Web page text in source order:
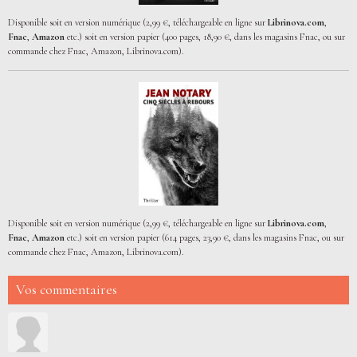
Disponible soit en version numérique (2,99 €, téléchargeable en ligne sur Librinova.com,
Fnac, Amazon etc.) soit en version papier (400 pages, 18,90 €, dans les magasins Fnac, ou sur
commande chez Fnac, Amazon, Librinova.com).
Disponible soit en version numérique (2,99 €, téléchargeable en ligne sur Librinova.com,
Fnac, Amazon etc.) soit en version papier (614 pages, 23,90 €, dans les magasins Fnac, ou sur
commande chez Fnac, Amazon, Librinova.com).
Vos commentaires